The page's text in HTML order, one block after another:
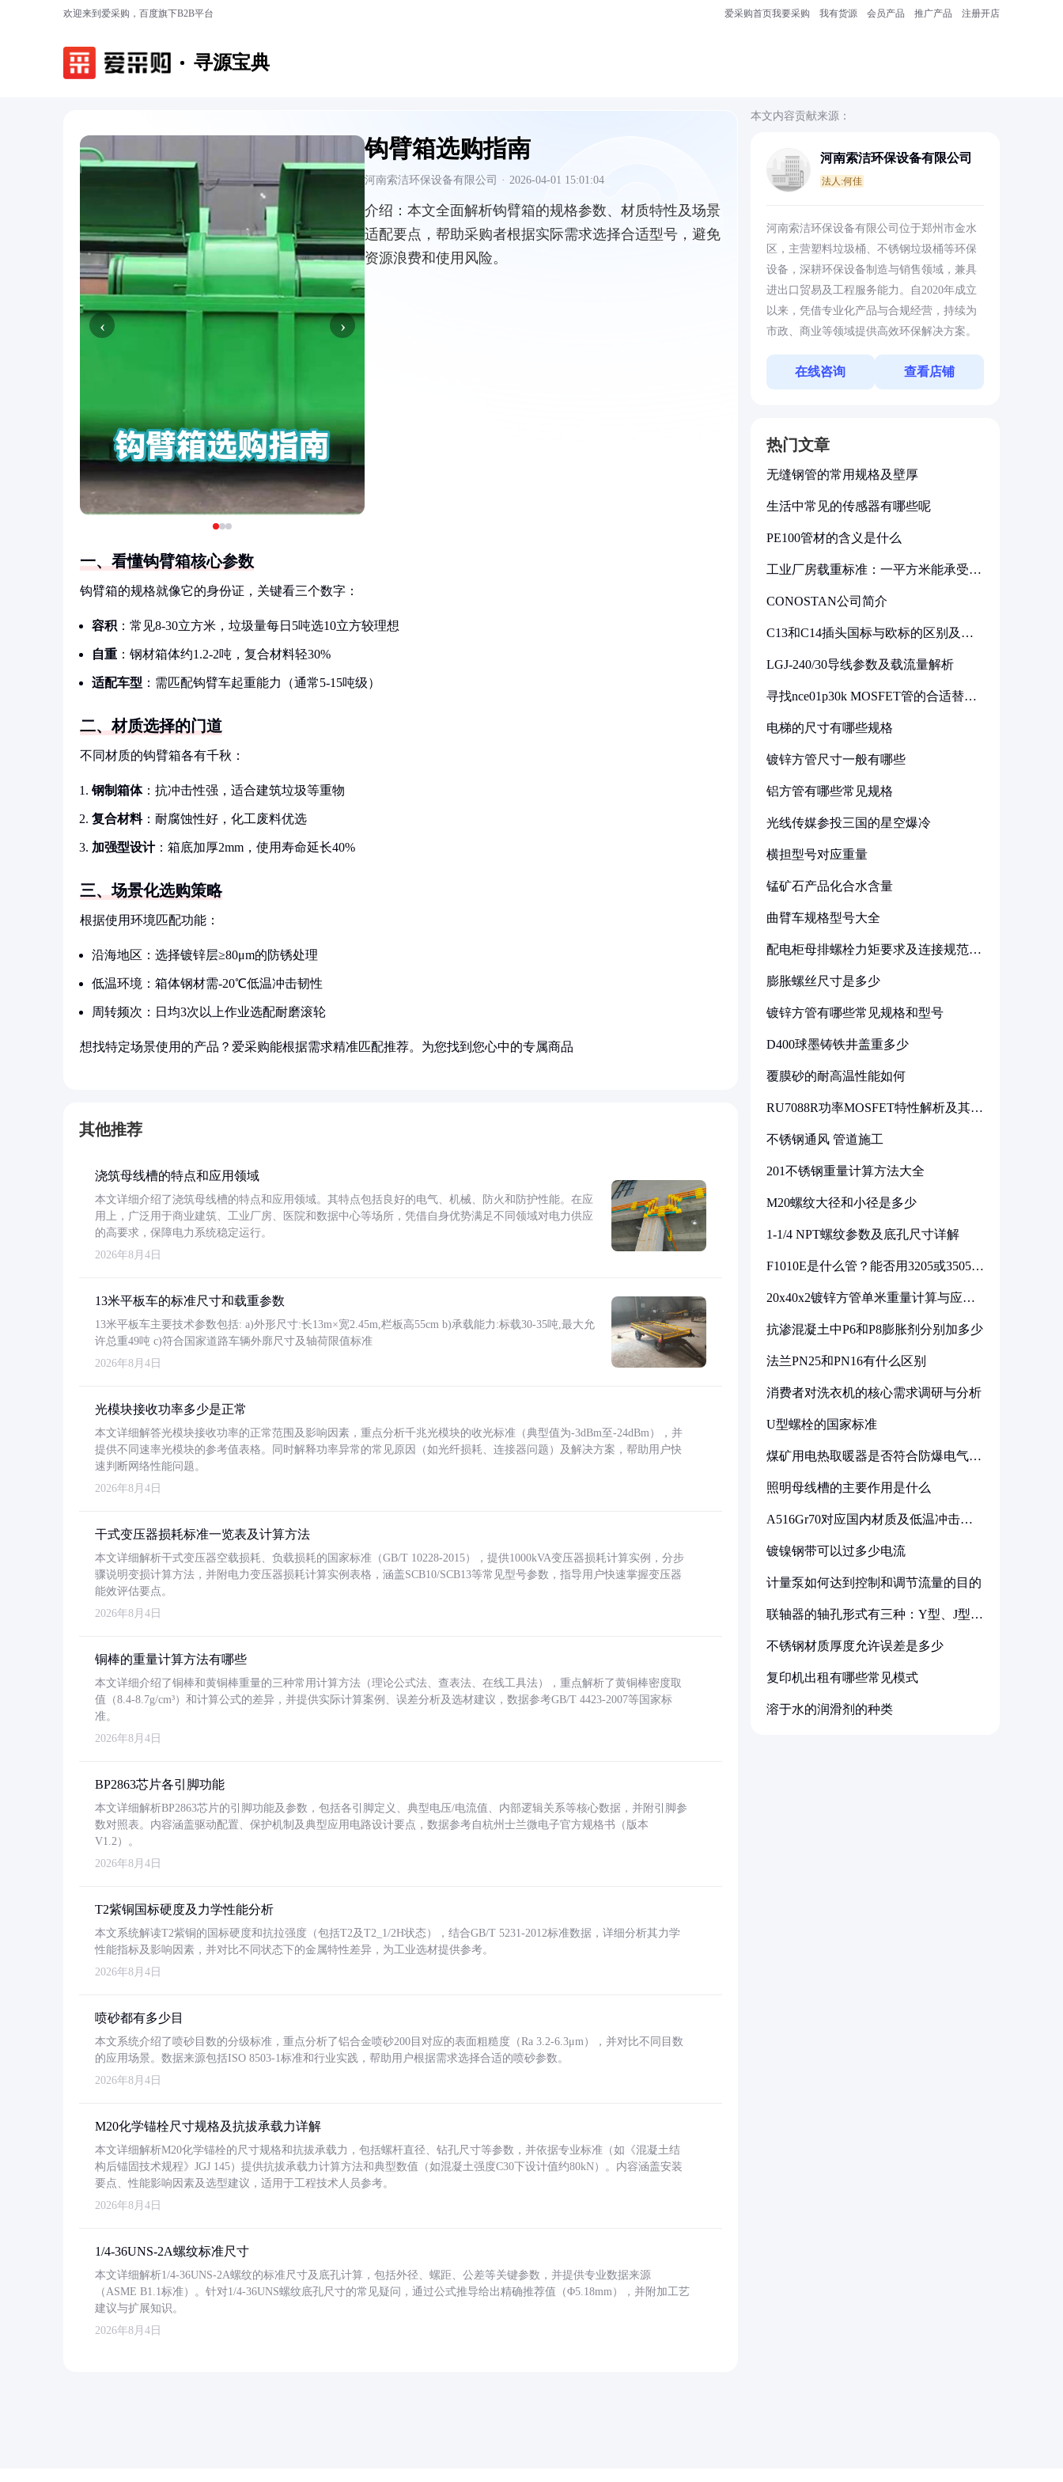
欢迎来到爱采购，百度旗下B2B平台 爱采购首页我要采购 我有货源 会员产品 推广产品 注册开店
寻源宝典
‹ ›
钩臂箱选购指南
河南索洁环保设备有限公司 · 2026-04-01 15:01:04
介绍： 本文全面解析钩臂箱的规格参数、材质特性及场景
适配要点，帮助采购者根据实际需求选择合适型号，避免
资源浪费和使用风险。
一、看懂钩臂箱核心参数
钩臂箱的规格就像它的身份证，关键看三个数字：
容积 ：常见8-30立方米，垃圾量每日5吨选10立方较理想
自重 ：钢材箱体约1.2-2吨，复合材料轻30%
适配车型 ：需匹配钩臂车起重能力（通常5-15吨级）
二、材质选择的门道
不同材质的钩臂箱各有千秋：
钢制箱体：抗冲击性强，适合建筑垃圾等重物
复合材料：耐腐蚀性好，化工废料优选
加强型设计：箱底加厚2mm，使用寿命延长40%
三、场景化选购策略
根据使用环境匹配功能：
沿海地区：选择镀锌层≥80μm的防锈处理
低温环境：箱体钢材需-20℃低温冲击韧性
周转频次：日均3次以上作业选配耐磨滚轮
想找特定场景使用的产品？爱采购能根据需求精准匹配推荐。为您找到您心中的专属商品
其他推荐
浇筑母线槽的特点和应用领域
本文详细介绍了浇筑母线槽的特点和应用领域。其特点包括良好的电气、机械、防火和防护性能。在应
用上，广泛用于商业建筑、工业厂房、医院和数据中心等场所，凭借自身优势满足不同领域对电力供应
的高要求，保障电力系统稳定运行。
2026年8月4日
13米平板车的标准尺寸和载重参数
13米平板车主要技术参数包括: a)外形尺寸:长13m×宽2.45m,栏板高55cm b)承载能力:标载30-35吨,最大允
许总重49吨 c)符合国家道路车辆外廓尺寸及轴荷限值标准
2026年8月4日
光模块接收功率多少是正常
本文详细解答光模块接收功率的正常范围及影响因素，重点分析千兆光模块的收光标准（典型值为-3dBm至-24dBm），并
提供不同速率光模块的参考值表格。同时解释功率异常的常见原因（如光纤损耗、连接器问题）及解决方案，帮助用户快
速判断网络性能问题。
2026年8月4日
干式变压器损耗标准一览表及计算方法
本文详细解析干式变压器空载损耗、负载损耗的国家标准（GB/T 10228-2015），提供1000kVA变压器损耗计算实例，分步
骤说明变损计算方法，并附电力变压器损耗计算实例表格，涵盖SCB10/SCB13等常见型号参数，指导用户快速掌握变压器
能效评估要点。
2026年8月4日
铜棒的重量计算方法有哪些
本文详细介绍了铜棒和黄铜棒重量的三种常用计算方法（理论公式法、查表法、在线工具法），重点解析了黄铜棒密度取
值（8.4-8.7g/cm³）和计算公式的差异，并提供实际计算案例、误差分析及选材建议，数据参考GB/T 4423-2007等国家标
准。
2026年8月4日
BP2863芯片各引脚功能
本文详细解析BP2863芯片的引脚功能及参数，包括各引脚定义、典型电压/电流值、内部逻辑关系等核心数据，并附引脚参
数对照表。内容涵盖驱动配置、保护机制及典型应用电路设计要点，数据参考自杭州士兰微电子官方规格书（版本
V1.2）。
2026年8月4日
T2紫铜国标硬度及力学性能分析
本文系统解读T2紫铜的国标硬度和抗拉强度（包括T2及T2_1/2H状态），结合GB/T 5231-2012标准数据，详细分析其力学
性能指标及影响因素，并对比不同状态下的金属特性差异，为工业选材提供参考。
2026年8月4日
喷砂都有多少目
本文系统介绍了喷砂目数的分级标准，重点分析了铝合金喷砂200目对应的表面粗糙度（Ra 3.2-6.3μm），并对比不同目数
的应用场景。数据来源包括ISO 8503-1标准和行业实践，帮助用户根据需求选择合适的喷砂参数。
2026年8月4日
M20化学锚栓尺寸规格及抗拔承载力详解
本文详细解析M20化学锚栓的尺寸规格和抗拔承载力，包括螺杆直径、钻孔尺寸等参数，并依据专业标准（如《混凝土结
构后锚固技术规程》JGJ 145）提供抗拔承载力计算方法和典型数值（如混凝土强度C30下设计值约80kN）。内容涵盖安装
要点、性能影响因素及选型建议，适用于工程技术人员参考。
2026年8月4日
1/4-36UNS-2A螺纹标准尺寸
本文详细解析1/4-36UNS-2A螺纹的标准尺寸及底孔计算，包括外径、螺距、公差等关键参数，并提供专业数据来源
（ASME B1.1标准）。针对1/4-36UNS螺纹底孔尺寸的常见疑问，通过公式推导给出精确推荐值（Φ5.18mm），并附加工艺
建议与扩展知识。
2026年8月4日
本文内容贡献来源：
河南索洁环保设备有限公司
法人:何佳
河南索洁环保设备有限公司位于郑州市金水
区，主营塑料垃圾桶、不锈钢垃圾桶等环保
设备，深耕环保设备制造与销售领域，兼具
进出口贸易及工程服务能力。自2020年成立
以来，凭借专业化产品与合规经营，持续为
市政、商业等领域提供高效环保解决方案。
在线咨询 查看店铺
热门文章
无缝钢管的常用规格及壁厚
生活中常见的传感器有哪些呢
PE100管材的含义是什么
工业厂房载重标准：一平方米能承受多
CONOSTAN公司简介
C13和C14插头国标与欧标的区别及其
LGJ-240/30导线参数及载流量解析
寻找nce01p30k MOSFET管的合适替代
电梯的尺寸有哪些规格
镀锌方管尺寸一般有哪些
铝方管有哪些常见规格
光线传媒参投三国的星空爆冷
横担型号对应重量
锰矿石产品化合水含量
曲臂车规格型号大全
配电柜母排螺栓力矩要求及连接规范详
膨胀螺丝尺寸是多少
镀锌方管有哪些常见规格和型号
D400球墨铸铁井盖重多少
覆膜砂的耐高温性能如何
RU7088R功率MOSFET特性解析及其在
不锈钢通风 管道施工
201不锈钢重量计算方法大全
M20螺纹大径和小径是多少
1-1/4 NPT螺纹参数及底孔尺寸详解
F1010E是什么管？能否用3205或3505代
20x40x2镀锌方管单米重量计算与应用
抗渗混凝土中P6和P8膨胀剂分别加多少
法兰PN25和PN16有什么区别
消费者对洗衣机的核心需求调研与分析
U型螺栓的国家标准
煤矿用电热取暖器是否符合防爆电气设
照明母线槽的主要作用是什么
A516Gr70对应国内材质及低温冲击要
镀镍钢带可以过多少电流
计量泵如何达到控制和调节流量的目的
联轴器的轴孔形式有三种：Y型、J型、
不锈钢材质厚度允许误差是多少
复印机出租有哪些常见模式
溶于水的润滑剂的种类